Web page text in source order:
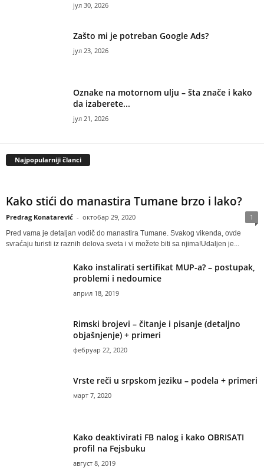
јул 30, 2026
Zašto mi je potreban Google Ads?
јул 23, 2026
Oznake na motornom ulju – šta znače i kako
da izaberete...
јул 21, 2026
Najpopularniji članci
Kako stići do manastira Tumane brzo i lako?
Predrag Konatarević - октобар 29, 2020 1
Pred vama je detaljan vodič do manastira Tumane. Svakog vikenda, ovde
svraćaju turisti iz raznih delova sveta i vi možete biti sa njima!Udaljen je...
Kako instalirati sertifikat MUP-a? – postupak,
problemi i nedoumice
април 18, 2019
Rimski brojevi – čitanje i pisanje (detaljno
objašnjenje) + primeri
фебруар 22, 2020
Vrste reči u srpskom jeziku – podela + primeri
март 7, 2020
Kako deaktivirati FB nalog i kako OBRISATI
profil na Fejsbuku
август 8, 2019